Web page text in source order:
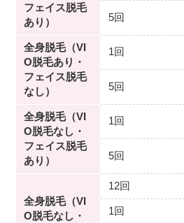
フェイス脱毛
あり）
5回
全身脱毛（VI
O脱毛あり・
フェイス脱毛
なし）
1回
5回
全身脱毛（VI
O脱毛なし・
フェイス脱毛
あり）
1回
5回
全身脱毛（VI
O脱毛なし・
12回
1回